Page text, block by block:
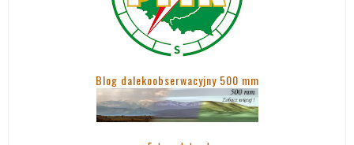
Blog dalekoobserwacyjny 500 mm